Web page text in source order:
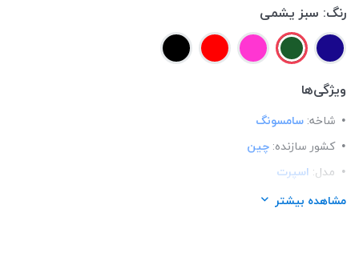
رنگ: سبز یشمی
ویژگی‌ها
شاخه: سامسونگ
کشور سازنده: چین
مدل: اسپرت
ساختار: مات
مشاهده بیشتر